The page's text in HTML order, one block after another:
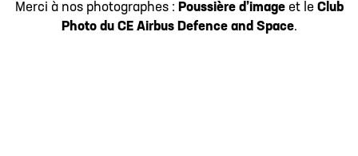
Merci à nos photographes : Poussière d’imageet le Club
Photo du CE Airbus Defence and Space.